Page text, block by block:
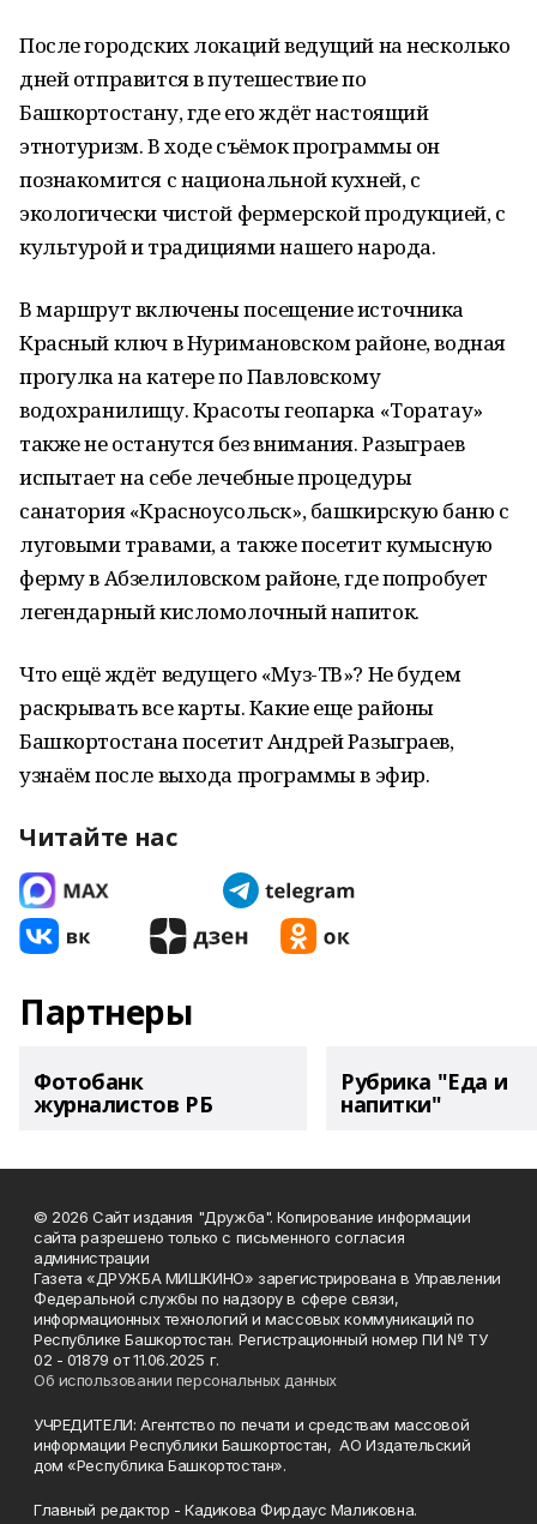
После городских локаций ведущий на несколько
дней отправится в путешествие по
Башкортостану, где его ждёт настоящий
этнотуризм. В ходе съёмок программы он
познакомится с национальной кухней, с
экологически чистой фермерской продукцией, с
культурой и традициями нашего народа.
В маршрут включены посещение источника
Красный ключ в Нуримановском районе, водная
прогулка на катере по Павловскому
водохранилищу. Красоты геопарка «Торатау»
также не останутся без внимания. Разыграев
испытает на себе лечебные процедуры
санатория «Красноусольск», башкирскую баню с
луговыми травами, а также посетит кумысную
ферму в Абзелиловском районе, где попробует
легендарный кисломолочный напиток.
Что ещё ждёт ведущего «Муз-ТВ»? Не будем
раскрывать все карты. Какие еще районы
Башкортостана посетит Андрей Разыграев,
узнаём после выхода программы в эфир.
Читайте нас
Партнеры
Фотобанк
журналистов РБ
Рубрика "Еда и
напитки"
© 2026 Сайт издания "Дружба". Копирование информации
сайта разрешено только с письменного согласия
администрации
Газета «ДРУЖБА МИШКИНО» зарегистрирована в Управлении
Федеральной службы по надзору в сфере связи,
информационных технологий и массовых коммуникаций по
Республике Башкортостан. Регистрационный номер ПИ № ТУ
02 - 01879 от 11.06.2025 г.
Об использовании персональных данных
УЧРЕДИТЕЛИ: Агентство по печати и средствам массовой
информации Республики Башкортостан, АО Издательский
дом «Республика Башкортостан».
Главный редактор - Кадикова Фирдаус Маликовна.